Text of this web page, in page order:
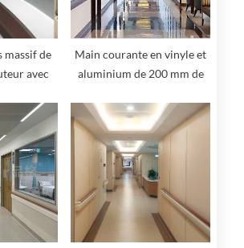
massif de
avec
Main courante en vinyle et
aluminium de 200 mm de